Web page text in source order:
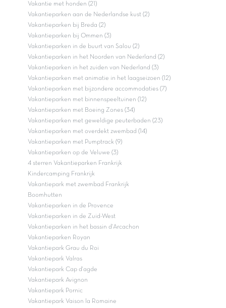
Vakantie met honden (21)
Vakantieparken aan de Nederlandse kust (2)
Vakantieparken bij Breda (2)
Vakantieparken bij Ommen (3)
Vakantieparken in de buurt van Salou (2)
Vakantieparken in het Noorden van Nederland (2)
Vakantieparken in het zuiden van Nederland (3)
Vakantieparken met animatie in het laagseizoen (12)
Vakantieparken met bijzondere accommodaties (7)
Vakantieparken met binnenspeeltuinen (12)
Vakantieparken met Boeing Zones (34)
Vakantieparken met geweldige peuterbaden (23)
Vakantieparken met overdekt zwembad (14)
Vakantieparken met Pumptrack (9)
Vakantieparken op de Veluwe (3)
4 sterren Vakantieparken Frankrijk
Kindercamping Frankrijk
Vakantiepark met zwembad Frankrijk
Boomhutten
Vakantieparken in de Provence
Vakantieparken in de Zuid-West
Vakantieparken in het bassin d'Arcachon
Vakantieparken Royan
Vakantiepark Grau du Roi
Vakantiepark Valras
Vakantiepark Cap d'agde
Vakantiepark Avignon
Vakantiepark Pornic
Vakantiepark Vaison la Romaine